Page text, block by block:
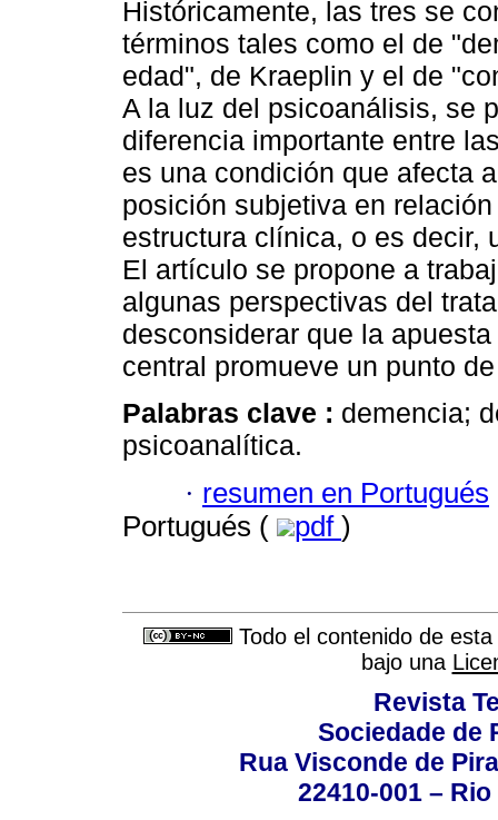
Históricamente, las tres se
términos tales como el de
edad", de Kraeplin y el de
A la luz del psicoanálisis, se
diferencia importante entre
es una condición que afecta
posición subjetiva en
estructura clínica, o es decir,
El artículo se propone a
algunas perspectivas del
desconsiderar que la
central promueve un punto
Palabras clave : demencia;
psicoanalítica.
· resumen en Portugués
Portugués (
pdf )
Todo el contenido de
bajo una
Revista
Sociedade de
Rua Visconde de
22410-001 –